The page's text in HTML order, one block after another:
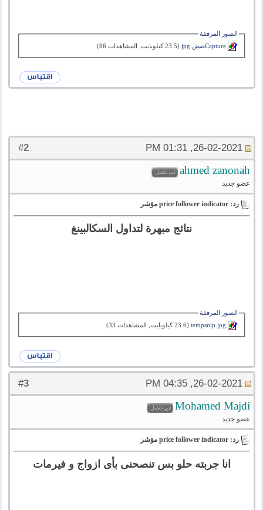
الصور المرفقة
Captureضض.jpg‏
(23.5 كيلوبايت, المشاهدات 86)
#
2 26-02-2021, 01:31 PM
ahmed zanonah
عضو جديد
رد: price follower indicator مؤشر
نتائج مبهرة لتداول السكالبينغ
الصور المرفقة
tempsnip.jpg‏(23.6 كيلوبايت, المشاهدات 33)
#
3 26-02-2021, 04:35 PM
Mohamed Majdi
عضو جديد
رد: price follower indicator مؤشر
انا جربته حلو بس تنصحنى بأى ازواج و فيرمات